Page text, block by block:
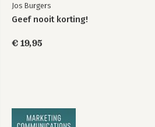
Jos Burgers
Geef nooit korting!
€ 19,95